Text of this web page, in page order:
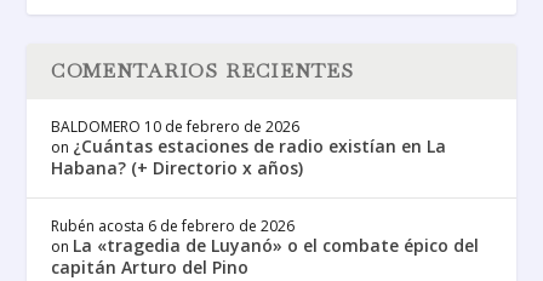
COMENTARIOS RECIENTES
BALDOMERO 10 de febrero de 2026
on ¿Cuántas estaciones de radio existían en La
Habana? (+ Directorio x años)
Rubén acosta 6 de febrero de 2026
on La «tragedia de Luyanó» o el combate épico del
capitán Arturo del Pino